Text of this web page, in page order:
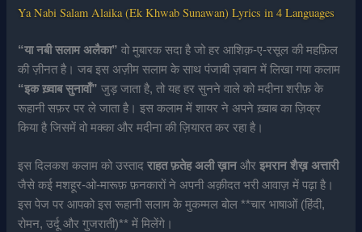
Ya Nabi Salam Alaika (Ek Khwab Sunawan) Lyrics in 4 Languages
“या नबी सलाम अलैका” वो मुबारक सदा है जो हर आशिक़-ए-रसूल की महफ़िल
की ज़ीनत है। जब इस अज़ीम सलाम के साथ पंजाबी ज़बान में लिखा गया कलाम
“इक ख़्वाब सुनावाँ” जुड़ जाता है, तो यह हर सुनने वाले को मदीना शरीफ़ के
रूहानी सफ़र पर ले जाता है। इस कलाम में शायर ने अपने ख़्वाब का ज़िक्र
किया है जिसमें वो मक्का और मदीना की ज़ियारत कर रहा है।
इस दिलकश कलाम को उस्तादराहत फ़तेह अली ख़ान औरइमरान शैख़ अत्तारी
जैसे कई मशहूर-ओ-मारूफ़ फ़नकारों ने अपनी अक़ीदत भरी आवाज़ में पढ़ा है।
इस पेज पर आपको इस रूहानी सलाम के मुकम्मल बोल **चार भाषाओं (हिंदी,
रोमन, उर्दू और गुजराती)** में मिलेंगे।